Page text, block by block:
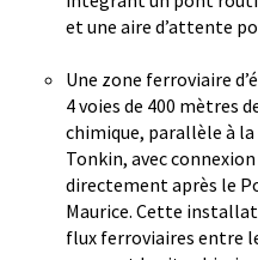
et une aire d’attente
Une zone ferroviaire
4 voies de 400 mètres
chimique, parallèle à
Tonkin, avec
directement après le
Maurice. Cette
flux ferroviaires entre